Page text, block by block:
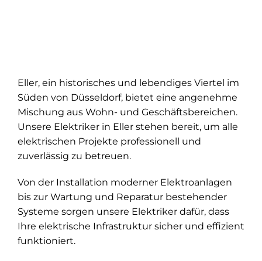
Eller, ein historisches und lebendiges Viertel im
Süden von Düsseldorf, bietet eine angenehme
Mischung aus Wohn- und Geschäftsbereichen.
Unsere Elektriker in Eller stehen bereit, um alle
elektrischen Projekte professionell und
zuverlässig zu betreuen.
Von der Installation moderner Elektroanlagen
bis zur Wartung und Reparatur bestehender
Systeme sorgen unsere Elektriker dafür, dass
Ihre elektrische Infrastruktur sicher und effizient
funktioniert.